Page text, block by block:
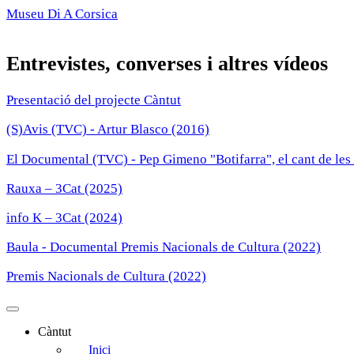
Museu Di A Corsica
Entrevistes, converses i altres vídeos
Presentació del projecte Càntut
(S)Avis (TVC) - Artur Blasco (2016)
El Documental (TVC) - Pep Gimeno "Botifarra", el cant de
Rauxa – 3Cat (2025)
info K – 3Cat (2024)
Baula - Documental Premis Nacionals de Cultura (2022)
Premis Nacionals de Cultura (2022)
Càntut
Inici